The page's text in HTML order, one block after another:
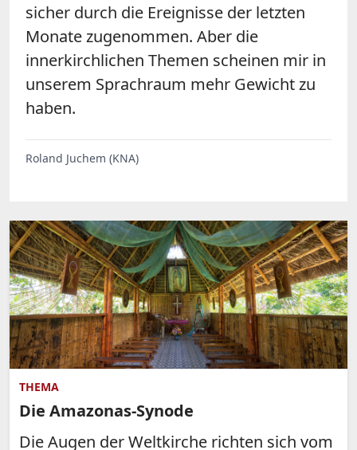
sicher durch die Ereignisse der letzten
Monate zugenommen. Aber die
innerkirchlichen Themen scheinen mir in
unserem Sprachraum mehr Gewicht zu
haben.
Roland Juchem (KNA)
THEMA
Die Amazonas-Synode
Die Augen der Weltkirche richten sich vom